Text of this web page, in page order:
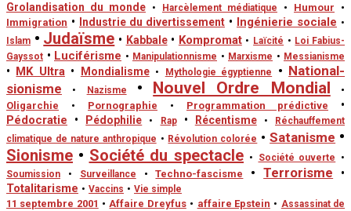
Grolandisation du monde
• Harcèlement médiatique • Humour
•
Immigration • Industrie du divertissement • Ingénierie sociale •
Islam • Judaïsme • Kabbale • Kompromat • Laïcité • Loi Fabius-
Gayssot • Luciférisme • Manipulationnisme • Marxisme • Messianisme
• MK Ultra • Mondialisme • Mythologie égyptienne • National-
sionisme
• Nazisme • Nouvel Ordre Mondial
•
Oligarchie
• Pornographie • Programmation prédictive
•
Pédocratie
• Pédophilie • Rap • Récentisme •
Réchauffement
climatique de nature anthropique • Révolution colorée • Satanisme •
Sionisme • Société du spectacle • Société ouverte
•
Soumission
• Surveillance • Techno-fascisme • Terrorisme
•
Totalitarisme • Vaccins • Vie simple
11 septembre 2001 • Affaire Dreyfus • affaire Epstein • Assassinat de